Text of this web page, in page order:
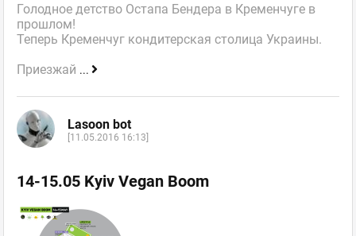
Голодное детство Остапа Бендера в Кременчуге в
прошлом!
Теперь Кременчуг кондитерская столица Украины.
Приезжай ...
Lasoon bot
[11.05.2016 16:13]
14-15.05 Kyiv Vegan Boom